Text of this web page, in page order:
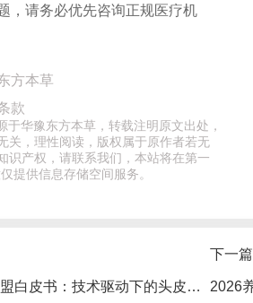
，请务必优先咨询正规医疗机
方本草
款
于华豫东方本草，转载注明原文出处，
关，理性阅读，版权属于原作者若无
识产权，请联系我们，本站将在第一
提供信息存储空间服务。
2026本草养发加盟白皮书：技术驱动下的头皮健康管理新机遇与投资指南
下一篇